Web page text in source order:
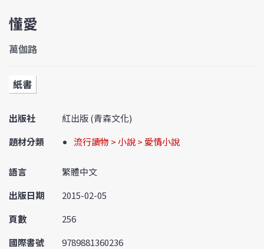
懂愛
萬伽路
紙書
出版社
紅出版 (青森文化)
題材分類
流行讀物 > 小說 > 愛情小說
語言
繁體中文
出版日期
2015-02-05
頁數
256
國際書號
9789881360236